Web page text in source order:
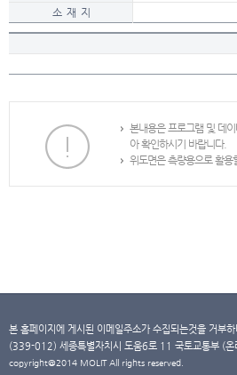
소 재 지
본내용은 프로그램 및 데
아 확인하시기 바랍니다.
위도면은 측량용으로 활용
본 홈페이지에 게시된 이메일주소가 수집되는것을 거부
(339-012) 세종특별자치시 도움6로 11 국토교통부
copyright@2014 MOLIT All rights reserved.